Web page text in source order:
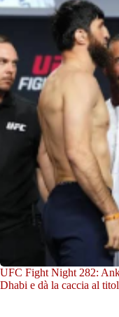
UFC Fight Night 282:
Dhabi e dà la caccia al